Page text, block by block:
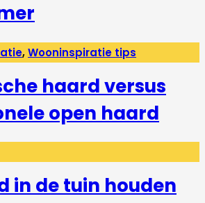
,Wooninspiratie tips
haard versus
open haard
in de tuin houden